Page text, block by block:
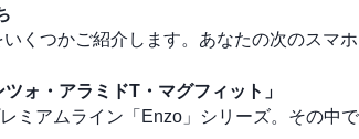
くつかご紹介します。あなたの次のスマ
ォ・アラミドT・マグフィット」
ミアムライン「Enzo」シリーズ。その中